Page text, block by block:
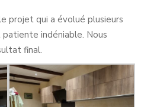
projet qui a évolué plusieurs
indéniable. Nous
final.